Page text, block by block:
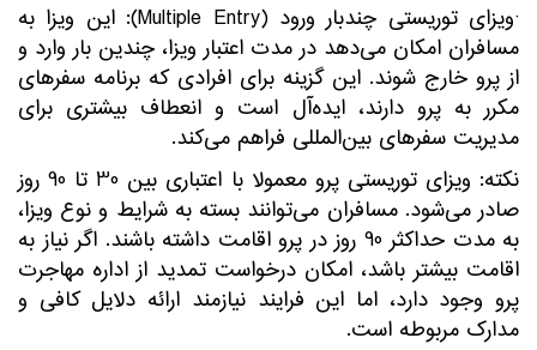
·ویزای توریستی چندبار ورود (Multiple Entry): این ویزا به
مسافران امکان می‌دهد در مدت اعتبار ویزا، چندین بار وارد و
از پرو خارج شوند. این گزینه برای افرادی که برنامه سفرهای
مکرر به پرو دارند، ایده‌آل است و انعطاف بیشتری برای
مدیریت سفرهای بین‌المللی فراهم می‌کند.
نکته: ویزای توریستی پرو معمولاً با اعتباری بین 30 تا 90 روز
صادر می‌شود. مسافران می‌توانند بسته به شرایط و نوع ویزا،
به مدت حداکثر 90 روز در پرو اقامت داشته باشند. اگر نیاز به
اقامت بیشتر باشد، امکان درخواست تمدید از اداره مهاجرت
پرو وجود دارد، اما این فرایند نیازمند ارائه دلایل کافی و
مدارک مربوطه است.